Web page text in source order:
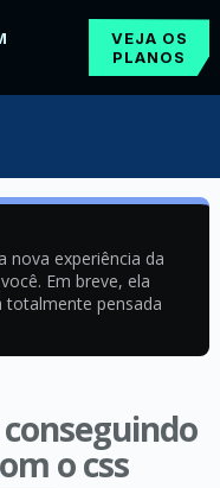
VEJA OS
PLANOS
nova experiência da
Em breve, ela
totalmente pensada
o css